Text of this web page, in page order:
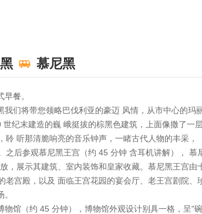
慕尼黑
餐。
我们将带您领略巴伐利亚的豪迈 风情，从市中心的
纪末建造的巍 峨挺拔的棕黑色建筑，上面像撒了
聆 听那清脆响亮的音乐钟声，一睹古代人物的丰采，
之后参观慕尼黑王宫（约 45 分钟 含耳机讲解），
，展示其建筑、室内装饰和皇家收藏。慕尼黑王宫
老宫殿，以及 面临王宫花园的宴会厅、老王宫剧院、
物馆（约 45 分钟），博物馆外观设计别具一格，呈"